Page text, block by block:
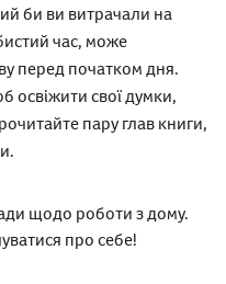
би ви витрачали на
час, може
перед початком дня.
освіжити свої думки,
пару глав книги,
щодо роботи з дому.
про себе!